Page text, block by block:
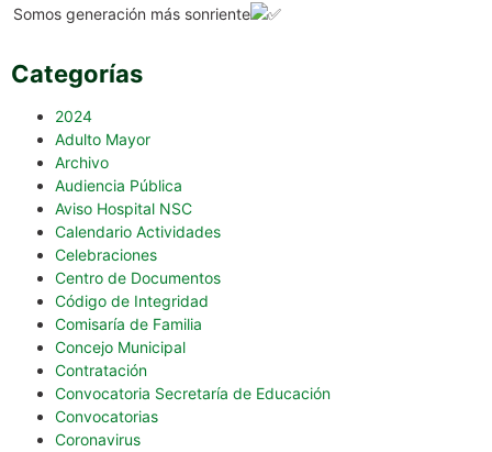
Somos generación más sonriente
Categorías
2024
Adulto Mayor
Archivo
Audiencia Pública
Aviso Hospital NSC
Calendario Actividades
Celebraciones
Centro de Documentos
Código de Integridad
Comisaría de Familia
Concejo Municipal
Contratación
Convocatoria Secretaría de Educación
Convocatorias
Coronavirus